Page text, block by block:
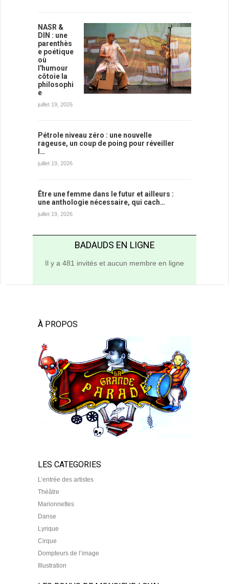
NASR &
DIN : une
parenthès
e poétique
où
l'humour
côtoie la
philosophi
e
juillet 19, 2026
Pétrole niveau zéro : une nouvelle
rageuse, un coup de poing pour réveiller
l…
juillet 19, 2026
Être une femme dans le futur et ailleurs :
une anthologie nécessaire, qui cach…
juillet 19, 2026
BADAUDS EN LIGNE
Il y a 481 invités et aucun membre en ligne
À PROPOS
LES CATEGORIES
L’entrée des artistes
Théâtre
Marionnettes
Danse
Lyrique
Cirque
Dompteurs de l’image
Illustration